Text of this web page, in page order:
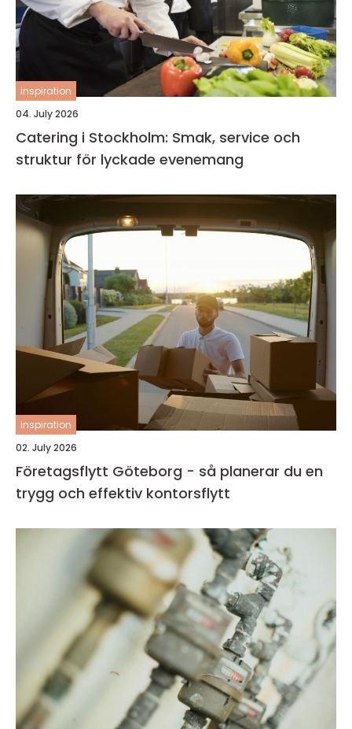
inspiration
04. July 2026
Catering i Stockholm: Smak, service och
struktur för lyckade evenemang
inspiration
02. July 2026
Företagsflytt Göteborg - så planerar du en
trygg och effektiv kontorsflytt